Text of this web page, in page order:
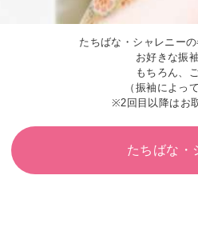
たちばな・シャレニー
お好きな振
もちろん、
（振袖によっ
※2回目以降はお取
たちばな・